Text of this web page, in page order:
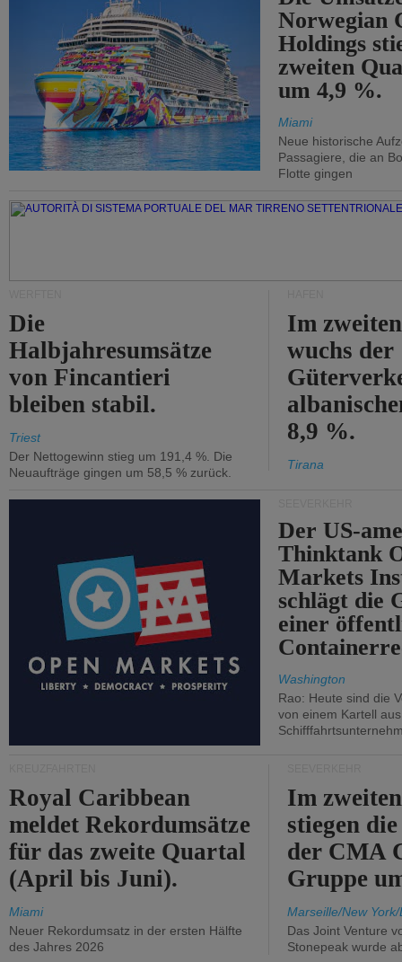
Norwegian
Holdings
zweiten
um 4,9 %.
Miami
Neue historische
Passagiere, die an
Flotte gingen
Die
Halbjahresumsätze
von Fincantieri
bleiben stabil.
Triest
Der Nettogewinn stieg um 191,4 %. Die
Neuaufträge gingen um 58,5 % zurück.
Im
wuchs der
8,9 %.
Tirana
Der US-
Thinktank
Markets
schlägt die
einer
Washington
Rao: Heute sind die
von einem Kartell
Royal Caribbean
meldet Rekordumsätze
für das zweite Quartal
(April bis Juni).
Miami
Neuer Rekordumsatz in der ersten Hälfte
des Jahres 2026
Im
stiegen
der CMA
Gruppe
Marseille/New
Das Joint Venture
Stonepeak wurde